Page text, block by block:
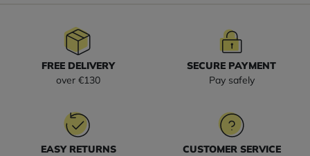
FREE DELIVERY
over €130
SECURE PAYMENT
Pay safely
EASY RETURNS
CUSTOMER SERVICE